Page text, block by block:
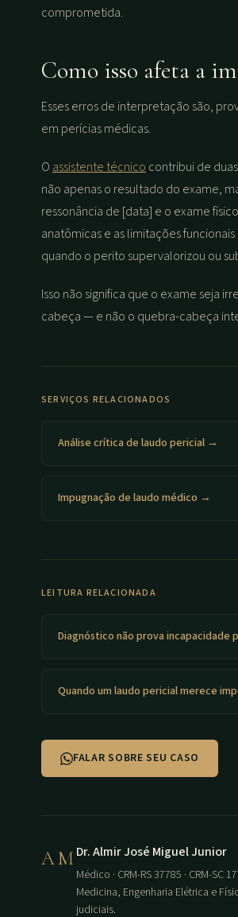
comprometida.
Como isso afeta a
Esses erros de interpretação são,
em perícias médicas.
O assistente técnico contribui de
não apenas o resultado do exame,
ressonância de [data] e o exame
anatômicas e as limitações
quando o perito supervalorizou ou
Isso não significa que o exame seja
cabeça — e não o quebra-cabeça
SERVIÇOS RELACIONADOS
Análise crítica de laudo pericial →
Impugnação de laudo médico →
LEITURA RELACIONADA
Diagnóstico não prova incapacidade
Quando um laudo pericial merece
FALAR SOBRE SEU CASO
AMDr. Almir José Miguel Junior
Médico · CRM-RS 37785 · CRM-
Medicina, Engenharia Elétrica e
judiciais.